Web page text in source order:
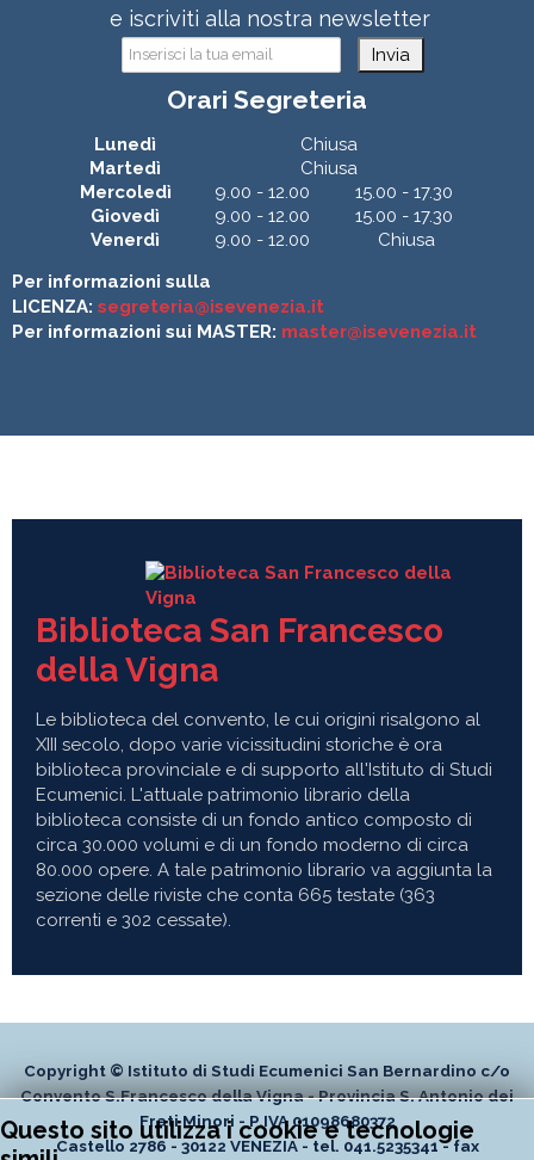
e iscriviti alla nostra newsletter
Invia
Orari Segreteria
Lunedì
Chiusa
Martedì
Chiusa
Mercoledì
9.00 - 12.00
15.00 - 17.30
Giovedì
9.00 - 12.00
15.00 - 17.30
Venerdì
9.00 - 12.00
Chiusa
Per informazioni sulla
LICENZA: segreteria@isevenezia.it
Per informazioni sui MASTER: master@isevenezia.it
Biblioteca San Francesco
della Vigna
Le biblioteca del convento, le cui origini risalgono al
XIII secolo, dopo varie vicissitudini storiche è ora
biblioteca provinciale e di supporto all'Istituto di Studi
Ecumenici. L'attuale patrimonio librario della
biblioteca consiste di un fondo antico composto di
circa 30.000 volumi e di un fondo moderno di circa
80.000 opere. A tale patrimonio librario va aggiunta la
sezione delle riviste che conta 665 testate (363
correnti e 302 cessate).
Copyright © Istituto di Studi Ecumenici San Bernardino c/o
Convento S.Francesco della Vigna - Provincia S. Antonio dei
Frati Minori - P.IVA 01098680372
Castello 2786 - 30122 VENEZIA - tel. 041.5235341 - fax
Questo sito utilizza i cookie e tecnologie